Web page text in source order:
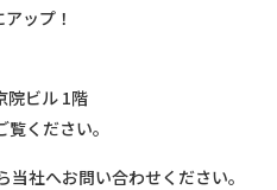
ップ！
院ビル 1階
ください。
社へお問い合わせください。